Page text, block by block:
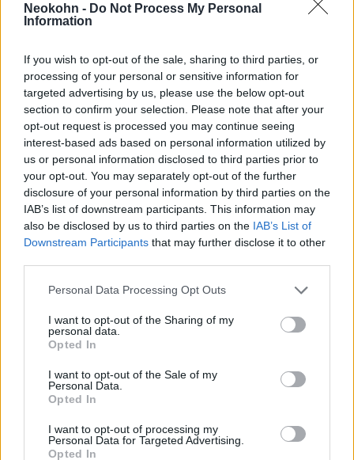
Neokohn - Do Not Process My Personal
Information
If you wish to opt-out of the sale, sharing to third parties, or
processing of your personal or sensitive information for
targeted advertising by us, please use the below opt-out
section to confirm your selection. Please note that after your
opt-out request is processed you may continue seeing
interest-based ads based on personal information utilized by
us or personal information disclosed to third parties prior to
your opt-out. You may separately opt-out of the further
disclosure of your personal information by third parties on the
IAB’s list of downstream participants. This information may
also be disclosed by us to third parties on the IAB’s List of
Downstream Participants that may further disclose it to other
Please note that this website/app uses one or more Google
not limited to your visit or usage behaviour. You may click to
grant or deny consent to Google and its third-party tags to
use your data for below specified purposes in below Google
consent section.
Personal Data Processing Opt Outs
I want to opt-out of the Sharing of my
personal data.
Opted In
I want to opt-out of the Sale of my
Personal Data.
Opted In
I want to opt-out of processing my
Personal Data for Targeted Advertising.
Opted In
2025. november 24.
Eli Sharabi: Ha a gázai civileken
múlik, én már rég nem élek! –
2025. november 24.